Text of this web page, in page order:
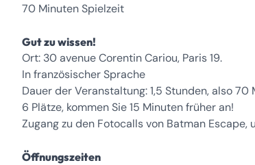
70 Minuten Spielzeit
Gut zu wissen!
Ort: 30 avenue Corentin Cariou, Paris 19.
In französischer Sprache
Dauer der Veranstaltung: 1,5 Stunden, also 70
6 Plätze, kommen Sie 15 Minuten früher an!
Zugang zu den Fotocalls von Batman Escape,
Öffnungszeiten